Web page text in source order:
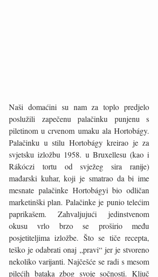
Naši domaćini su nam za toplo predjelo
poslužili zapečenu palačinku punjenu s
piletinom u crvenom umaku ala Hortobágy.
Palačinku u stilu Hortobágy kreirao je za
svjetsku izložbu 1958. u Bruxellesu (kao i
Rákóczi tortu od svježeg sira ranije)
mađarski kuhar, koji je smatrao da bi ime
mesnate palačinke Hortobágyi bio odličan
marketinški plan. Palačinke je punio telećim
paprikašem. Zahvaljujući jedinstvenom
okusu vrlo brzo se proširio među
posjetiteljima izložbe. Što se tiče recepta,
teško je odabrati onaj „pravi“ jer je stvoreno
nekoliko varijanti. Najčešće se radi s mesom
pilećih bataka zbog svoje sočnosti. Ključ